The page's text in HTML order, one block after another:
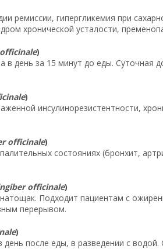
ремиссии, гипергликемия при
хронической усталости,
)
в день за 15 минут до еды. Суточная
)
инсулинорезистентности,
officinale)
состояниях (бронхит,
officinale)
Подходит пациентам с
перерывом.
)
день после еды, в разведении с